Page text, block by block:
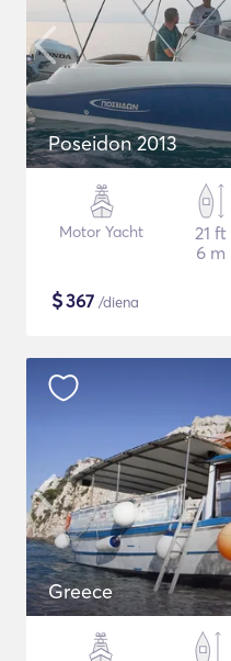
Poseidon 2013
Motor Yacht
21 ft
6 m
$367 /diena
Greece